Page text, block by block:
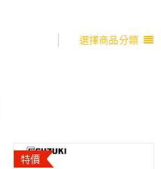
選擇商品分類
特價